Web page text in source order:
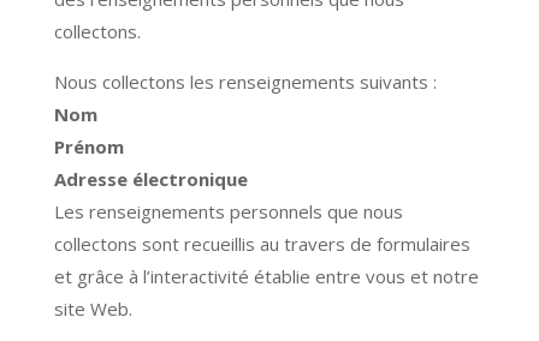
collectons.
Nous collectons les renseignements suivants :
Nom
Prénom
Adresse électronique
Les renseignements personnels que nous
collectons sont recueillis au travers de formulaires
et grâce à l’interactivité établie entre vous et notre
site Web.